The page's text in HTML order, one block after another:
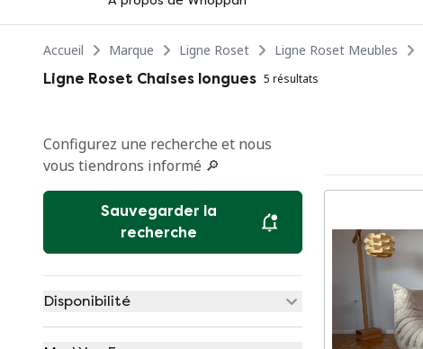
Accueil Marque Ligne Roset Ligne Roset Meubles
Ligne Roset Chaises longues 5 résultats
Configurez une recherche et nous
vous tiendrons informé 🔎
Sauvegarder la
recherche
Disponibilité